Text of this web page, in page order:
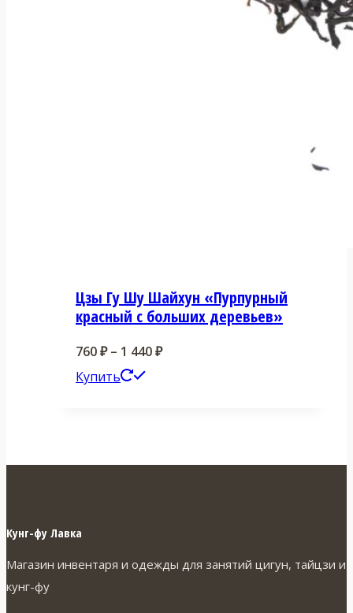
Цзы Гу Шу Шайхун «Пурпурный
красный с больших деревьев»
760₽ – 1 440₽Диапазон
Купить
Этот
Кунг-фу Лавка
Магазин инвентаря и одежды для занятий цигун, тайцзи и
кунг-фу